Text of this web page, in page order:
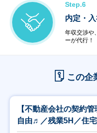
Step.6
内定・
年収交渉や
ーが代行！
この企
【不動産会社の契約
自由♬／残業5H／住